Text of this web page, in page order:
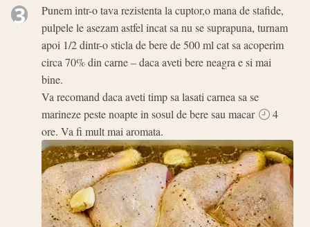
3
Punem intr-o tava rezistenta la cuptor,o mana de stafide,
pulpele le asezam astfel incat sa nu se suprapuna, turnam
apoi 1/2 dintr-o sticla de bere de 500 ml cat sa acoperim
circa 70% din carne – daca aveti bere neagra e si mai
bine.
Va recomand daca aveti timp sa lasati carnea sa se
marineze peste noapte in sosul de bere sau macar
4
ore. Va fi mult mai aromata.